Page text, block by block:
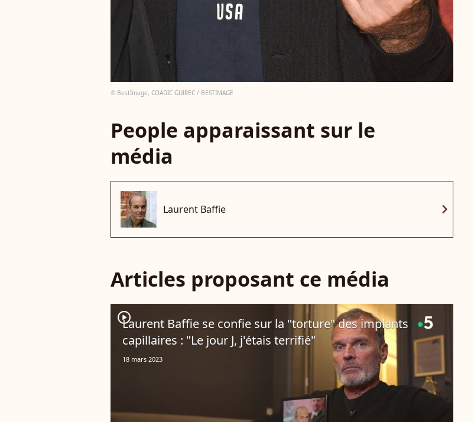
© BestImage, COADIC GUIREC / BESTIMAGE
People apparaissant sur le
média
Laurent Baffie chevron_right
Articles proposant ce média
player2
Laurent Baffie se confie sur la "torture" des implants
capillaires : "Le jour J, j'étais terrifié"
18 mars 2023